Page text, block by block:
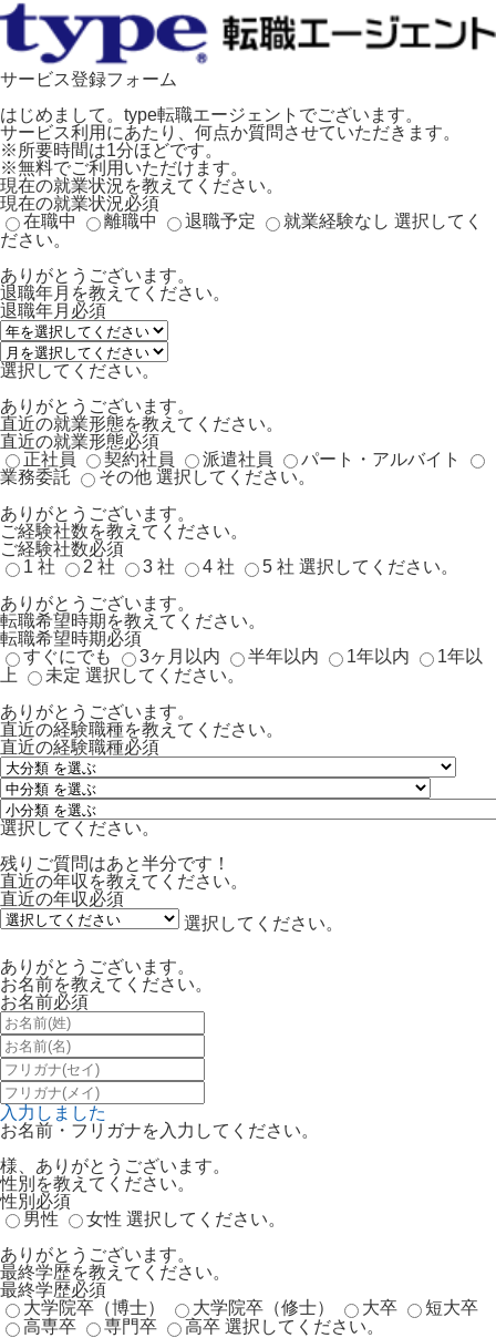
サービス登録フォーム
はじめまして。type転職エージェントでございます。
サービス利用にあたり、何点か質問させていただきます。
※所要時間は1分ほどです。
※無料でご利用いただけます。
現在の就業状況を教えてください。
現在の就業状況必須
在職中
離職中 退職予定 就業経験なし 選択してく
ださい。
ありがとうございます。
退職年月を教えてください。
退職年月 必須
選択してください。
ありがとうございます。
直近の就業形態を教えてください。
直近の就業形態必須
正社員
契約社員 派遣社員
パート・アルバイト
業務委託
その他 選択してください。
ありがとうございます。
ご経験社数を教えてください。
ご経験社数必須
1 社
2 社 3 社 4 社 5 社 選択してください。
ありがとうございます。
転職希望時期を教えてください。
転職希望時期必須
すぐにでも
3ヶ月以内 半年以内 1年以内
1年以
上
未定 選択してください。
ありがとうございます。
直近の経験職種を教えてください。
直近の経験職種必須
選択してください。
残りご質問はあと半分です！
直近の年収を教えてください。
直近の年収必須
選択してください。
ありがとうございます。
お名前を教えてください。
お名前必須
入力しました
お名前・フリガナを入力してください。
様、ありがとうございます。
性別を教えてください。
性別 必須
男性
女性 選択してください。
ありがとうございます。
最終学歴を教えてください。
最終学歴必須
大学院卒（博士）
大学院卒（修士） 大卒
短大卒
高専卒
専門卒 高卒 選択してください。